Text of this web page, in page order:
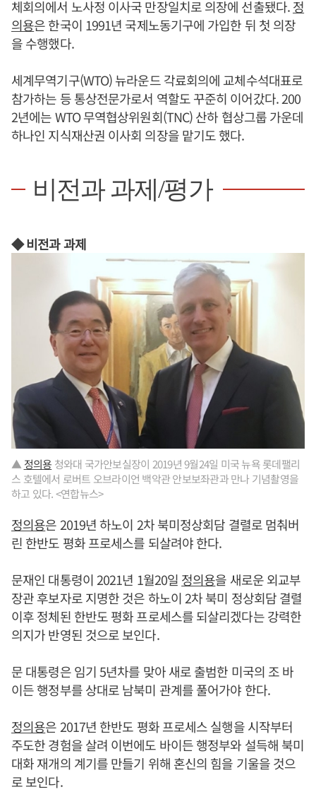
체회의에서 노사정 이사국 만장일치로 의장에 선출됐다.정
의용은 한국이 1991년 국제노동기구에 가입한 뒤 첫 의장
을 수행했다.
세계무역기구(WTO) 뉴라운드 각료회의에 교체수석대표로
참가하는 등 통상전문가로서 역할도 꾸준히 이어갔다. 200
2년에는 WTO 무역협상위원회(TNC) 산하 협상그룹 가운데
하나인 지식재산권 이사회 의장을 맡기도 했다.
비전과 과제/평가
◆ 비전과 과제
▲정의용 청와대 국가안보실장이 2019년 9월24일 미국 뉴욕 롯데팰리
스 호텔에서 로버트 오브라이언 백악관 안보보좌관과 만나 기념촬영을
하고 있다. <연합뉴스>
정의용은 2019년 하노이 2차 북미정상회담 결렬로 멈춰버
린 한반도 평화 프로세스를 되살려야 한다.
문재인 대통령이 2021년 1월20일 정의용을 새로운 외교부
장관 후보자로 지명한 것은 하노이 2차 북미 정상회담 결렬
이후 정체된 한반도 평화 프로세스를 되살리겠다는 강력한
의지가 반영된 것으로 보인다.
문 대통령은 임기 5년차를 맞아 새로 출범한 미국의 조 바
이든 행정부를 상대로 남북미 관계를 풀어가야 한다.
정의용은 2017년 한반도 평화 프로세스 실행을 시작부터
주도한 경험을 살려 이번에도 바이든 행정부와 설득해 북미
대화 재개의 계기를 만들기 위해 혼신의 힘을 기울을 것으
로 보인다.